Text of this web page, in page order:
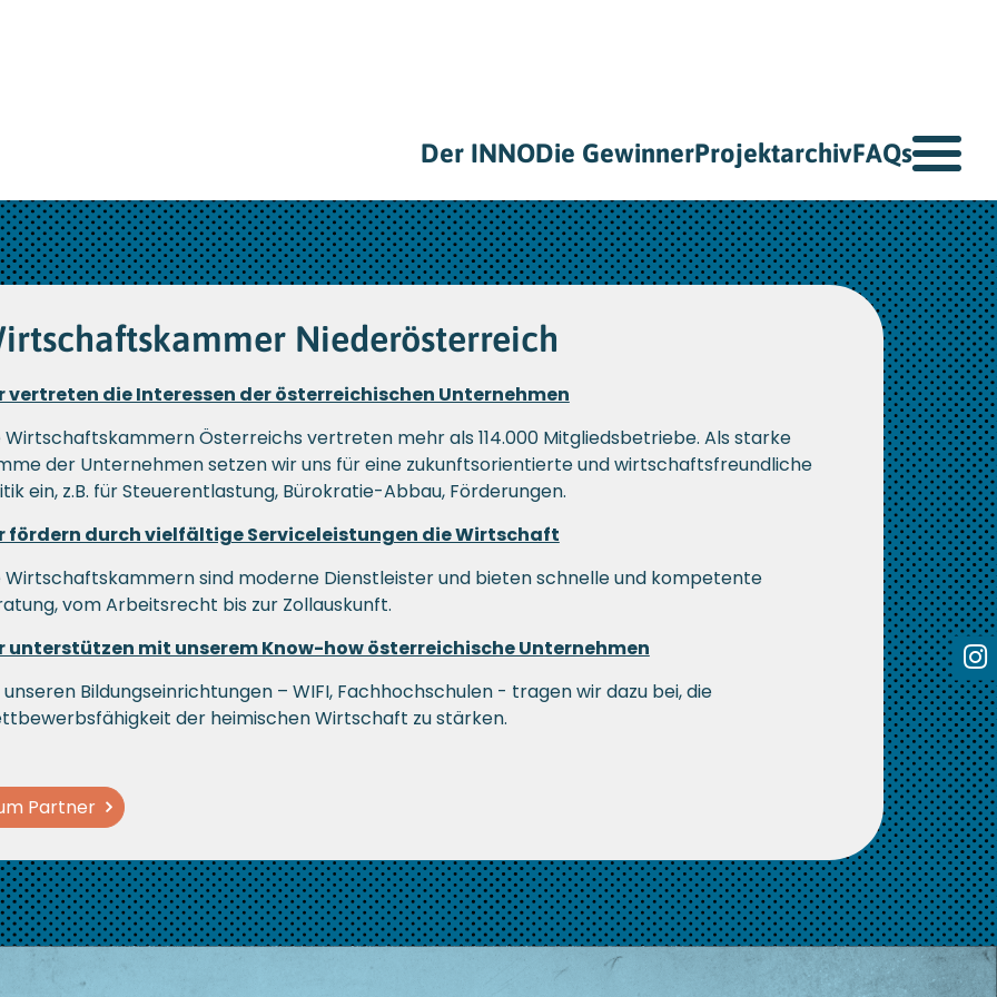
Der INNODie GewinnerProjektarchivFAQs
Niederösterreich
vertreten die Interessen der österreichischen Unternehmen
Wirtschaftskammern Österreichs vertreten mehr als 114.000 Mitgliedsbetriebe. Als starke
der Unternehmen setzen wir uns für eine zukunftsorientierte und wirtschaftsfreundliche
ein, z.B. für Steuerentlastung, Bürokratie-Abbau, Förderungen.
fördern durch vielfältige Serviceleistungen die Wirtschaft
Wirtschaftskammern sind moderne Dienstleister und bieten schnelle und kompetente
vom Arbeitsrecht bis zur Zollauskunft.
unterstützen mit unserem Know-how österreichische Unternehmen
unseren Bildungseinrichtungen – WIFI, Fachhochschulen - tragen wir dazu bei, die
der heimischen Wirtschaft zu stärken.
Partner